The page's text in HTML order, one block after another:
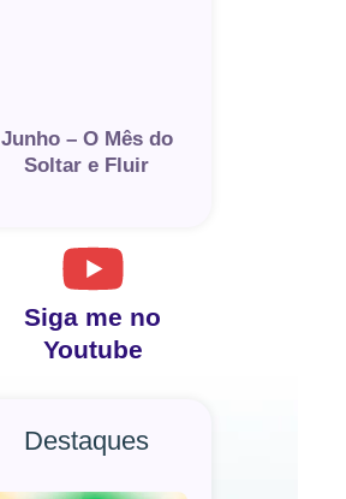
Junho – O Mês do
Soltar e Fluir
Siga me no
Youtube
Destaques